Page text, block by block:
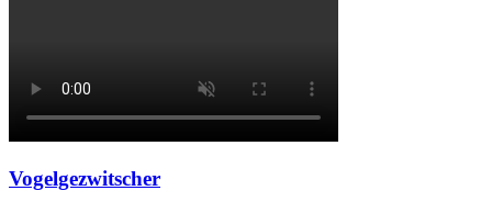
Vogelgezwitscher